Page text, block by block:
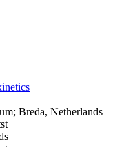
Breda, Netherlands